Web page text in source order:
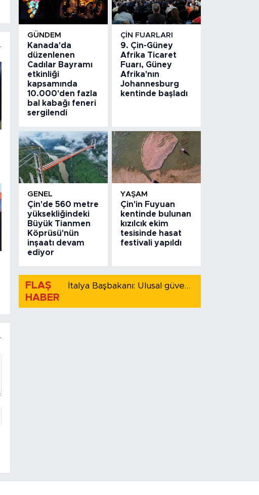
GÜNDEM
Kanada'da
düzenlenen
Cadılar Bayramı
etkinliği
kapsamında
10.000'den fazla
bal kabağı feneri
sergilendi
ÇIN FUARLARI
9. Çin-Güney
Afrika Ticaret
Fuarı, Güney
Afrika'nın
Johannesburg
kentinde başladı
GENEL
Çin'de 560 metre
yüksekliğindeki
Büyük Tianmen
Köprüsü'nün
inşaatı devam
ediyor
YAŞAM
Çin'in Fuyuan
kentinde bulunan
kızılcık ekim
tesisinde hasat
festivali yapıldı
FLAŞ
HABER
İtalya Başbakanı: Ulusal güvenliği korumak için İspanya ile Schengen kapsamındaki serbest dolaşımı askıya alıyoruz